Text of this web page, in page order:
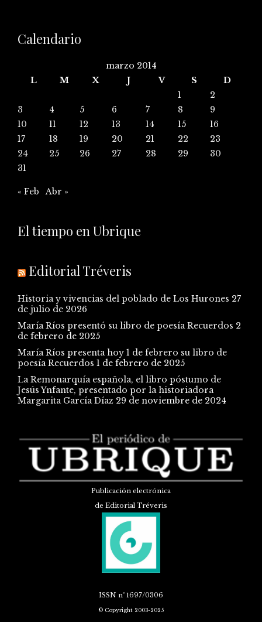
Calendario
marzo 2014
L
M X J V S
D
1
2
3
4 5 6 7 8
9
10
11 12 13 14 15
16
17
18 19 20 21 22
23
24
25 26 27 28 29
30
31
« Feb Abr »
El tiempo en Ubrique
Editorial Tréveris
Historia y vivencias del poblado de Los Hurones 27
de julio de 2026
María Ríos presentó su libro de poesía Recuerdos 2
de febrero de 2025
María Ríos presenta hoy 1 de febrero su libro de
poesía Recuerdos 1 de febrero de 2025
La Remonarquía española, el libro póstumo de
Jesús Ynfante, presentado por la historiadora
Margarita García Díaz 29 de noviembre de 2024
Publicación electrónica
de Editorial Tréveris
ISSN nº 1697/0306
© Copyright 2003-2025